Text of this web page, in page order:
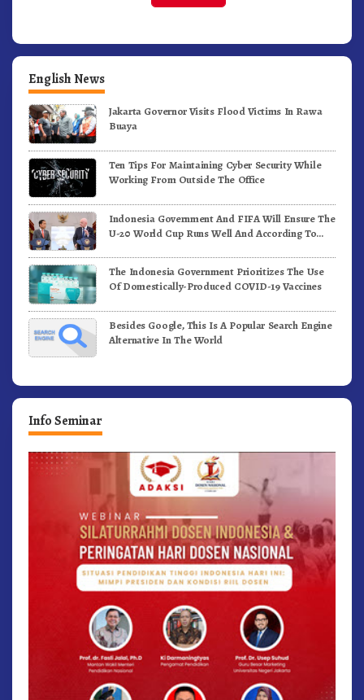
English News
Jakarta Governor Visits Flood Victims In Rawa
Buaya
Ten Tips For Maintaining Cyber Security While
Working From Outside The Office
Indonesia Government And FIFA Will Ensure The
U-20 World Cup Runs Well And According To
The Indonesia Government Prioritizes The Use
Of Domestically-Produced COVID-19 Vaccines
Besides Google, This Is A Popular Search Engine
Alternative In The World
Info Seminar